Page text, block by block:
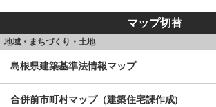
マップ切替
地域・まちづくり・土地
島根県建築基準法情報マップ
合併前市町村マップ（建築住宅課作成)